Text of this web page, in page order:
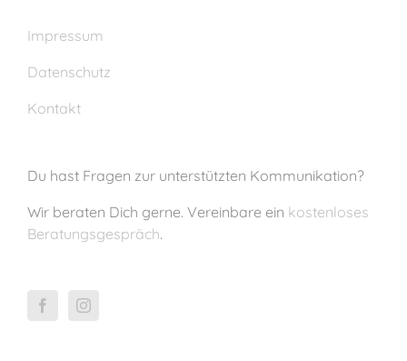
Impressum
Datenschutz
Kontakt
Du hast Fragen zur unterstützten Kommunikation?
Wir beraten Dich gerne. Vereinbare ein kostenloses
Beratungsgespräch.